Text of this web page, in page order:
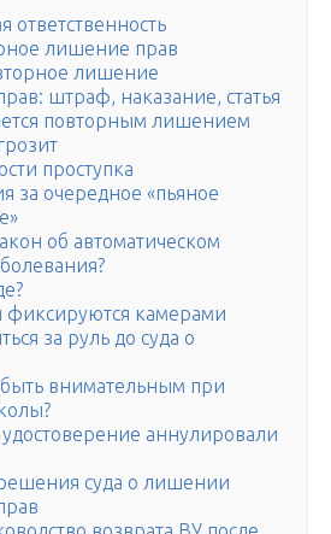
ответственность
лишение прав
лишение
штраф, наказание, статья
повторным лишением
проступка
за очередное «пьяное
об автоматическом
камерами
за руль до суда о
внимательным при
аннулировали
суда о лишении